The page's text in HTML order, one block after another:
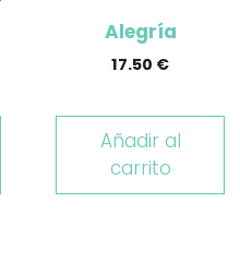
Alegría
17.50 €
Añadir al
carrito